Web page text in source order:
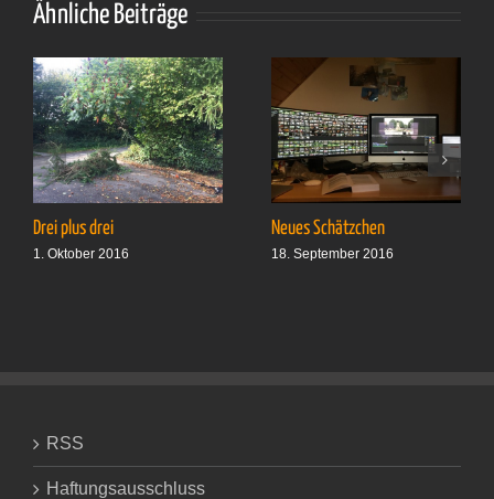
Ähnliche Beiträge
Drei plus drei
1. Oktober 2016
Neues Schätzchen
18. September 2016
RSS
Haftungsausschluss